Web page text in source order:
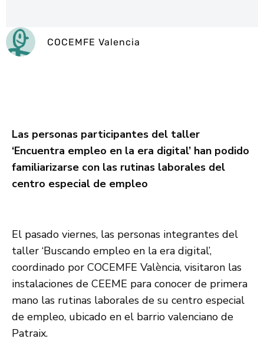
COCEMFE Valencia
Las personas participantes del taller
‘Encuentra empleo en la era digital’ han podido
familiarizarse con las rutinas laborales del
centro especial de empleo
El pasado viernes, las personas integrantes del
taller ‘Buscando empleo en la era digital’,
coordinado por COCEMFE València, visitaron las
instalaciones de CEEME para conocer de primera
mano las rutinas laborales de su centro especial
de empleo, ubicado en el barrio valenciano de
Patraix.